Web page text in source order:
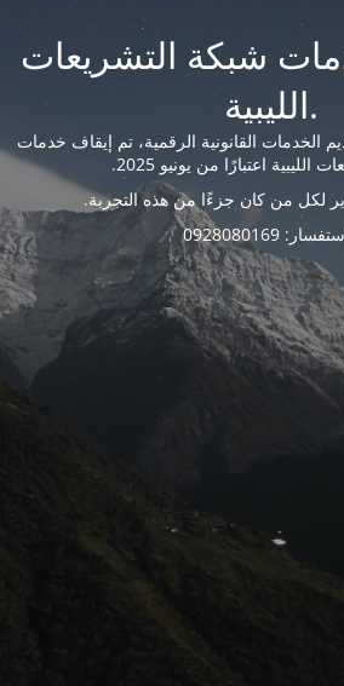
شبكة التشريعات
الليبية.
الخدمات القانونية الرقمية، تم إيقاف خدمات
الليبية اعتبارًا من يونيو 2025.
لكل من كان جزءًا من هذه التجربة.
0928080169